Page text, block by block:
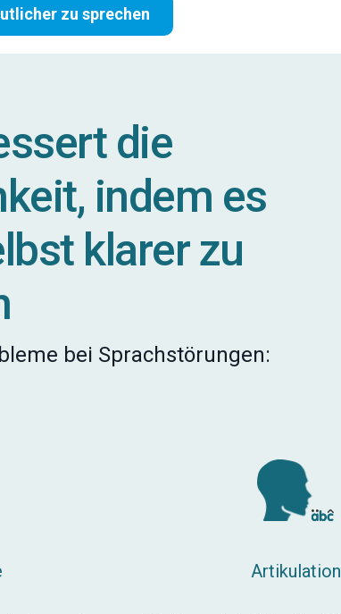
zu sprechen
die
indem es
klarer zu
bei Sprachstörungen:
Artikulation